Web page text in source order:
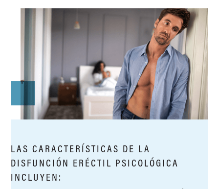
LAS CARACTERÍSTICAS DE LA
DISFUNCIÓN ERÉCTIL PSICOLÓGICA
INCLUYEN: